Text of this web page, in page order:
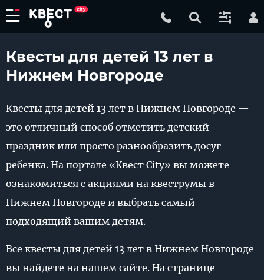
Квесты для детей 13 лет в
Нижнем Новгороде
Квесты для детей 13 лет в Нижнем Новгороде —
это отличный способ отметить детский
праздник или просто разнообразить досуг
ребенка. На портале «Квест City» вы можете
ознакомиться с акциями на квеструмы в
Нижнем Новгороде и выбрать самый
подходящий вашим детям.
Все квесты для детей 13 лет в Нижнем Новгороде
вы найдете на нашем сайте. На странице